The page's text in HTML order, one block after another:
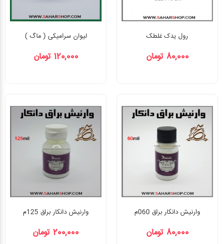
رول یدک غلطک
80,000 تومان
لیوان سرامیکی ( ماگ )
120,000 تومان
وارنیش دانکار براق 060م
80,000 تومان
وارنیش دانکار براق 125م
200,000 تومان